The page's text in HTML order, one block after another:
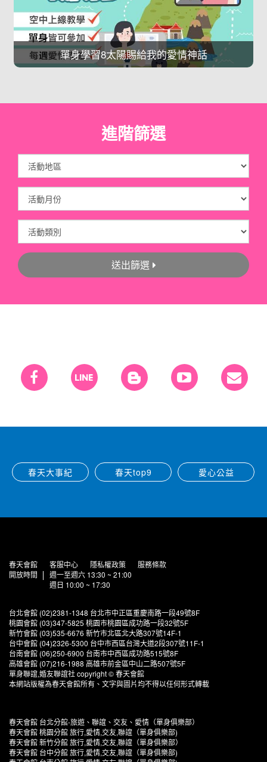
單身學習8太陽賜給我的愛情神話
進階篩選
送出篩選
春天大事紀 春天top9 愛心公益
春天會館 客服中心 隱私權政策
服務條款
開放時間
週一至週六 13:30 ~ 21:00
週日 10:00 ~ 17:30
台北會館 (02)2381-1348 台北市中正區重慶南路一段49號8F
桃園會館 (03)347-5825 桃園市桃園區成功路一段32號5F
新竹會館 (03)535-6676 新竹市北區北大路307號14F-1
台中會館 (04)2326-5300 台中市西區台灣大道2段307號11F-1
台南會館 (06)250-6900 台南市中西區成功路515號8F
高雄會館 (07)216-1988 高雄市前金區中山二路507號5F
單身聯誼,婚友聯誼社 copyright © 春天會館
本網站版權為春天會館所有、文字與圖片均不得以任何形式轉載
春天會館 台北分館-旅遊、聯誼、交友、愛情（單身俱樂部）
春天會館 桃園分館 旅行,愛情,交友,聯誼（單身俱樂部)
春天會館 新竹分館 旅行,愛情,交友,聯誼（單身俱樂部）
春天會館 台中分館 旅行,愛情,交友,聯誼（單身俱樂部)